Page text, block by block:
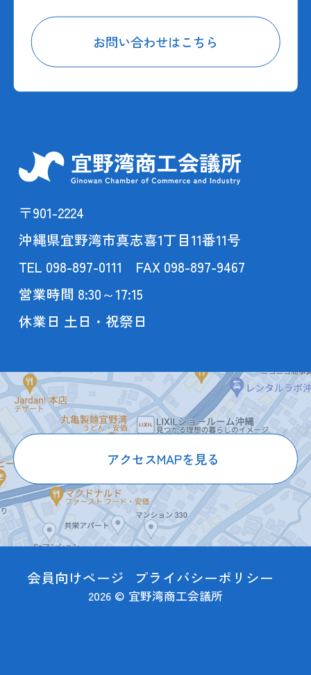
お問い合わせはこちら
〒901-2224
沖縄県宜野湾市真志喜1丁目11番11号
TEL 098-897-0111 FAX 098-897-9467
営業時間 8:30～17:15
休業日 土日・祝祭日
アクセスMAPを見る
会員向けページ プライバシーポリシー
2026 © 宜野湾商工会議所